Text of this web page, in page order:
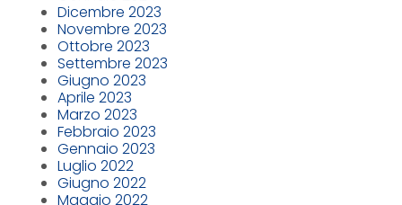
Dicembre 2023
Novembre 2023
Ottobre 2023
Settembre 2023
Giugno 2023
Aprile 2023
Marzo 2023
Febbraio 2023
Gennaio 2023
Luglio 2022
Giugno 2022
Maggio 2022